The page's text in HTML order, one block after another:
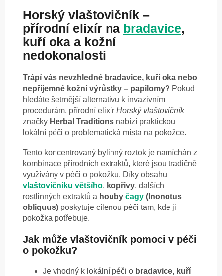
Horský vlaštovičník –
přírodní elixír na bradavice,
kuří oka a kožní
nedokonalosti
Trápí vás nevzhledné bradavice, kuří oka nebo
nepříjemné kožní výrůstky – papilomy? Pokud
hledáte šetrnější alternativu k invazivním
procedurám, přírodní elixír Horský vlaštovičník
značky Herbal Traditions nabízí praktickou
lokální péči o problematická místa na pokožce.
Tento koncentrovaný bylinný roztok je namíchán z
kombinace přírodních extraktů, které jsou tradičně
využívány v péči o pokožku. Díky obsahu
vlaštovičníku většího, kopřivy, dalších
rostlinných extraktů a houby čagy (Inonotus
obliquus) poskytuje cílenou péči tam, kde ji
pokožka potřebuje.
Jak může vlaštovičník pomoci v péči
o pokožku?
Je vhodný k lokální péči o bradavice, kuří